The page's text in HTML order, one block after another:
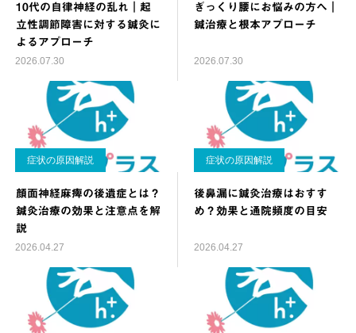
10代の自律神経の乱れ｜起
立性調節障害に対する鍼灸に
よるアプローチ
2026.07.30
ぎっくり腰にお悩みの方へ｜
鍼治療と根本アプローチ
2026.07.30
症状の原因解説
顔面神経麻痺の後遺症とは？
鍼灸治療の効果と注意点を解
説
2026.04.27
症状の原因解説
後鼻漏に鍼灸治療はおすす
め？効果と通院頻度の目安
2026.04.27